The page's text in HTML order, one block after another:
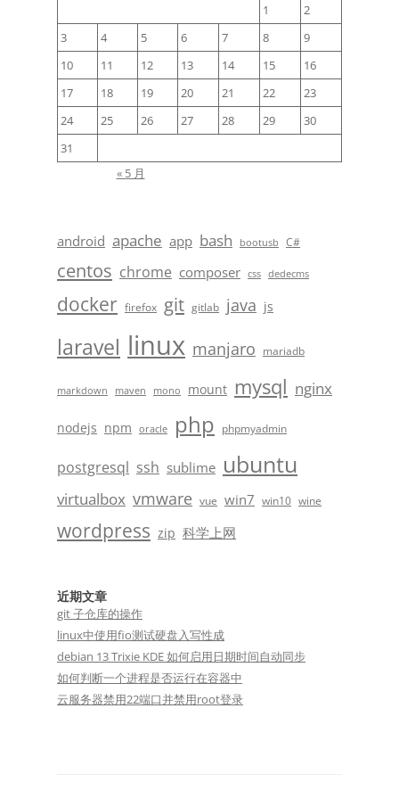
1
2
3
4 5 6 7 8
9
10
11 12 13 14 15
16
17
18 19 20 21 22
23
24
25 26 27 28 29
30
31
« 5 月
android apache app bash bootusb C#
centos chrome composer css dedecms
docker firefox git gitlab java js
laravel linux manjaro mariadb
markdown maven mono mount mysql nginx
nodejs npm oracle php phpmyadmin
postgresql ssh sublime ubuntu
virtualbox vmware vue win7 win10 wine
wordpress zip 科学上网
近期文章
git 子仓库的操作
linux中使用fio测试硬盘入写性成
debian 13 Trixie KDE 如何启用日期时间自动同步
如何判断一个进程是否运行在容器中
云服务器禁用22端口并禁用root登录